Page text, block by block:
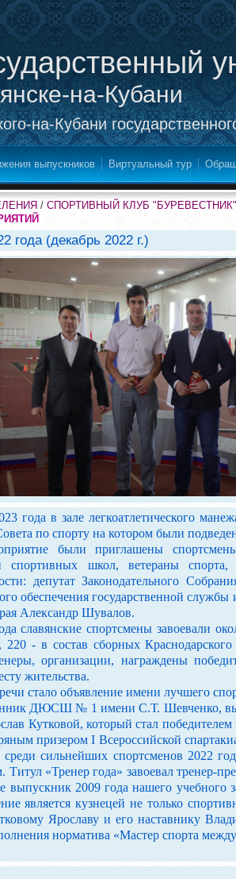
на-Кубани
на-Кубани
выпускников Виртуальный тур
/ СПОРТИВНЫЙ КЛУБ "БУРЕВЕСТНИК"
года (декабрь 2022 г.)
в зале легкоатлетического
по спорту на котором были
были приглашены
спортивных школ, ветераны спорта,
депутат Законодательного
обеспечения государственной
Александр Шувалов.
спортсмены завоевали
- в состав сборных
организации, награждены
жительства.
объявление имени лучшего
ДЮСШ № 1 имени С.Т. Шевченко,
Кутковой, который стал
призером I Всероссийской
сильнейших спортсменов 2022
Титул «Тренер года» завоевал
выпускник 2009 года нашего учебного
является кузнецей не только
Ярославу и его наставнику
норматива «Мастер спорта